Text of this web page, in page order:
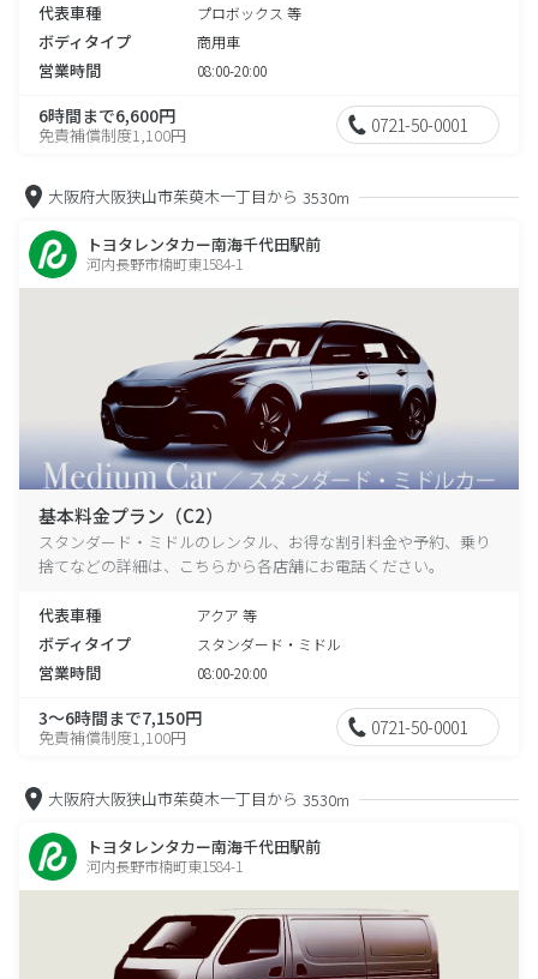
代表車種 プロボックス 等
ボディタイプ 商用車
営業時間 08:00-20:00
6時間まで6,600円
免責補償制度1,100円 0721-50-0001
大阪府大阪狭山市茱萸木一丁目から 3530m
トヨタレンタカー南海千代田駅前
河内長野市楠町東1584-1
基本料金プラン（C2）
スタンダード・ミドルのレンタル、お得な割引料金や予約、乗り
捨てなどの詳細は、こちらから各店舗にお電話ください。
代表車種 アクア 等
ボディタイプ スタンダード・ミドル
営業時間 08:00-20:00
3～6時間まで7,150円
免責補償制度1,100円 0721-50-0001
大阪府大阪狭山市茱萸木一丁目から 3530m
トヨタレンタカー南海千代田駅前
河内長野市楠町東1584-1